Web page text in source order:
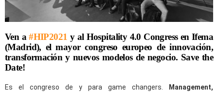
Ven a#HIP2021 y al Hospitality 4.0 Congress en Ifema
(Madrid), el mayor congreso europeo de innovación,
transformación y nuevos modelos de negocio. Save the
Date!
Es el congreso de y para game changers.
Management,